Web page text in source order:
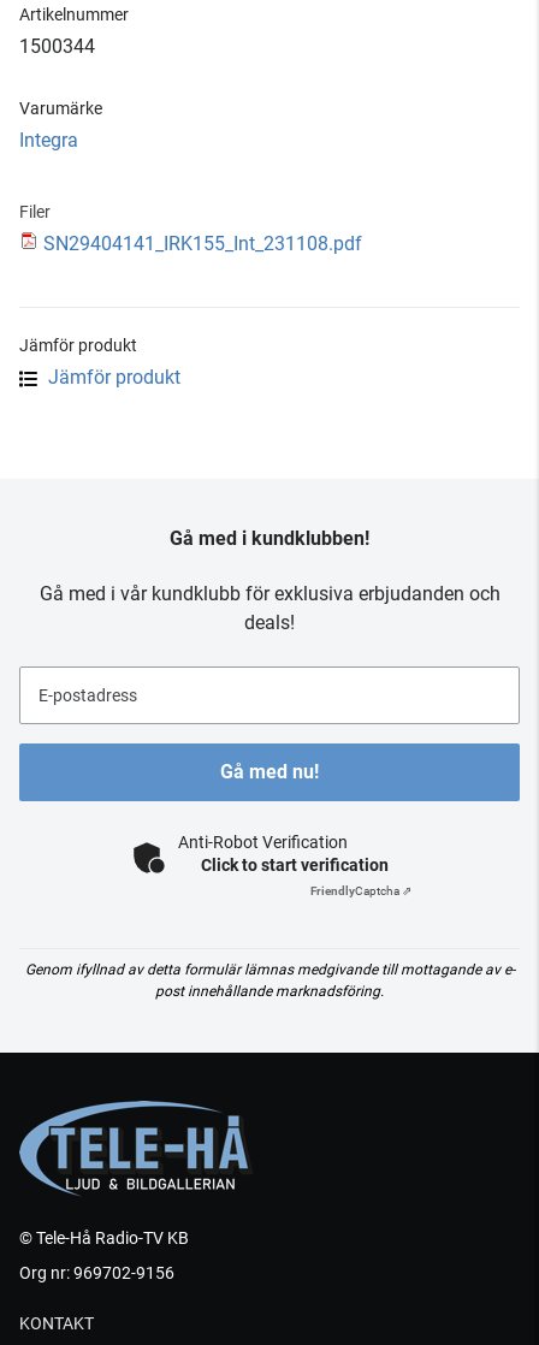
Artikelnummer
1500344
Varumärke
Integra
Filer
SN29404141_IRK155_Int_231108.pdf
Jämför produkt
Jämför produkt
Gå med i kundklubben!
Gå med i vår kundklubb för exklusiva erbjudanden och
deals!
E-postadress
Gå med nu!
Anti-Robot Verification
Click to start verification
FriendlyCaptcha ⇗
Genom ifyllnad av detta formulär lämnas medgivande till mottagande av e-
post innehållande marknadsföring.
© Tele-Hå Radio-TV KB
Org nr: 969702-9156
KONTAKT